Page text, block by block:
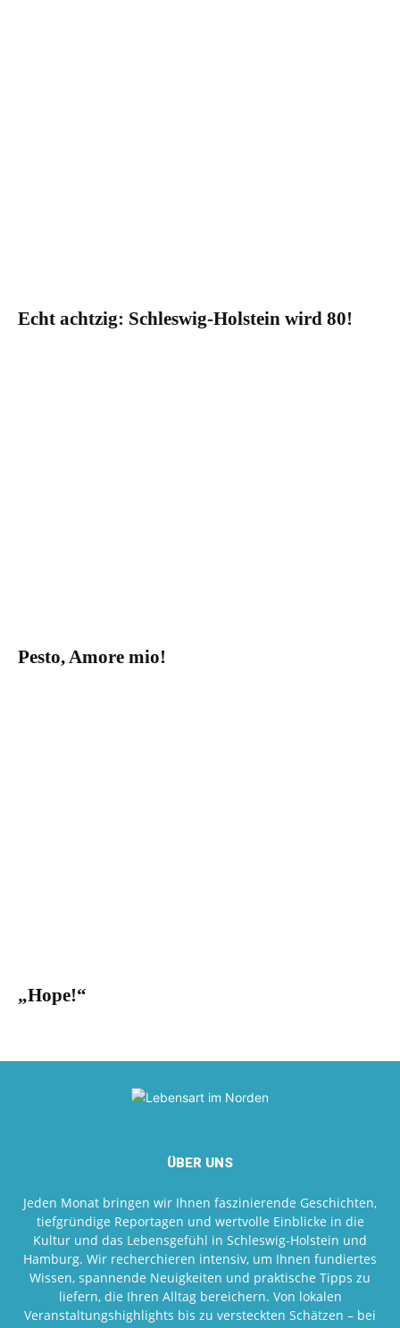
Echt achtzig: Schleswig-Holstein wird 80!
Pesto, Amore mio!
„Hope!“
ÜBER UNS
Jeden Monat bringen wir Ihnen faszinierende Geschichten,
tiefgründige Reportagen und wertvolle Einblicke in die
Kultur und das Lebensgefühl in Schleswig-Holstein und
Hamburg. Wir recherchieren intensiv, um Ihnen fundiertes
Wissen, spannende Neuigkeiten und praktische Tipps zu
liefern, die Ihren Alltag bereichern. Von lokalen
Veranstaltungshighlights bis zu versteckten Schätzen – bei